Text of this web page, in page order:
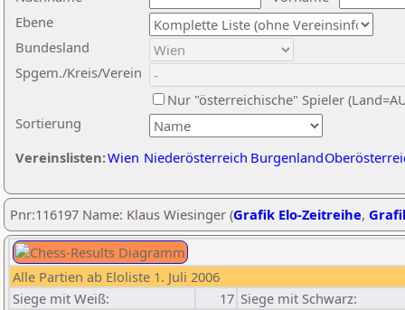
Ebene
Sortierung
Bundesland
Spgem./Kreis/Verein
Nur "österreichische" Spieler
Vereinslisten:Wien Niederösterreich Burgenland
Pnr:116197 Name: Klaus Wiesinger (Grafik Elo-Zeitreihe,
Alle Partien ab Eloliste 1. Juli 2006
Siege mit Weiß:
17 Siege mit Schwarz: